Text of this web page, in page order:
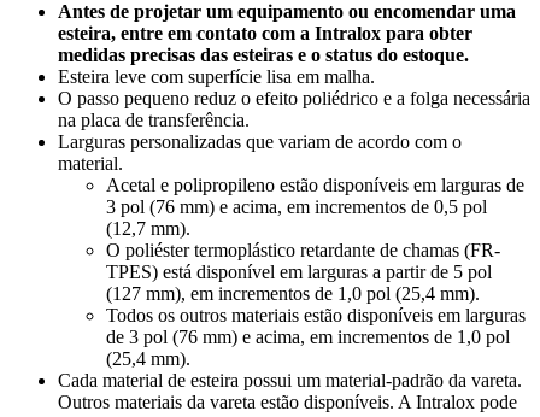
Antes de projetar um equipamento ou encomendar uma
esteira, entre em contato com a Intralox para obter
medidas precisas das esteiras e o status do estoque.
Esteira leve com superfície lisa em malha.
O passo pequeno reduz o efeito poliédrico e a folga necessária
na placa de transferência.
Larguras personalizadas que variam de acordo com o
material.
Acetal e polipropileno estão disponíveis em larguras de
3 pol (76 mm) e acima, em incrementos de 0,5 pol
(12,7 mm).
O poliéster termoplástico retardante de chamas (FR-
TPES) está disponível em larguras a partir de 5 pol
(127 mm), em incrementos de 1,0 pol (25,4 mm).
Todos os outros materiais estão disponíveis em larguras
de 3 pol (76 mm) e acima, em incrementos de 1,0 pol
(25,4 mm).
Cada material de esteira possui um material-padrão da vareta.
Outros materiais da vareta estão disponíveis. A Intralox pode